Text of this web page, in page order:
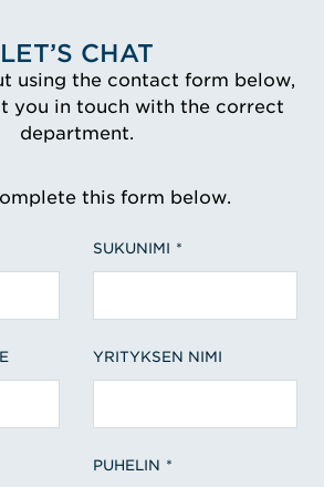
LET’S CHAT
using the contact form below,
you in touch with the correct
department.
this form below.
SUKUNIMI
YRITYKSEN NIMI
PUHELIN